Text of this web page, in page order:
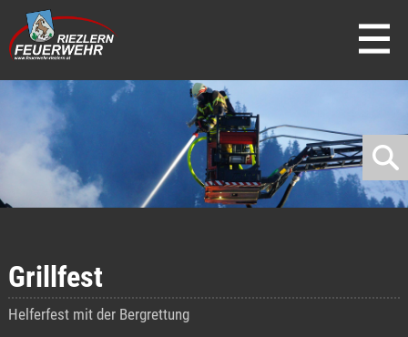
direkt zur Navigation
direkt zum Inhalt
Grillfest
Helferfest mit der Bergrettung